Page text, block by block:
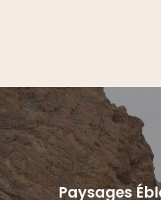
Paysages